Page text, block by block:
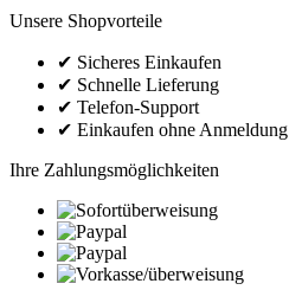
Unsere Shopvorteile
✔ Sicheres Einkaufen
✔ Schnelle Lieferung
✔ Telefon-Support
✔ Einkaufen ohne Anmeldung
Ihre Zahlungsmöglichkeiten